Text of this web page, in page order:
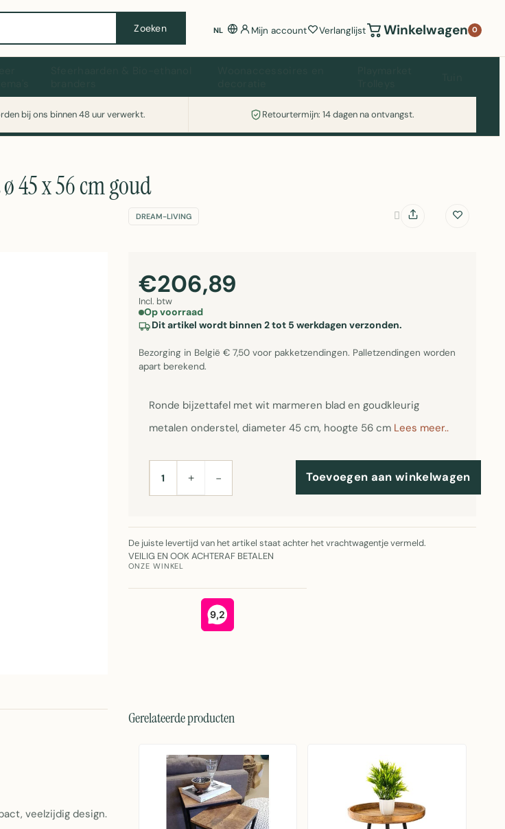
Zoeken NL Mijn account Verlanglijst Winkelwagen 0
bij ons binnen 48 uur verwerkt. Retourtermijn: 14 dagen na ontvangst.
Vergelijk alle prijzen op Witgoedaanbod.nl
45 x 56 cm goud
DREAM-LIVING
€206,89
Incl. btw
Op voorraad
Dit artikel wordt binnen 2 tot 5 werkdagen verzonden.
Bezorging in België € 7,50 voor pakketzendingen. Palletzendingen worden
apart berekend.
Ronde bijzettafel met wit marmeren blad en goudkleurig
metalen onderstel, diameter 45 cm, hoogte 56 cm Lees meer..
AANTAL+ − Toevoegen aan winkelwagen
De juiste levertijd van het artikel staat achter het vrachtwagentje vermeld.
VEILIG EN OOK ACHTERAF BETALEN
ONZE WINKEL
veelzijdig design.
Gerelateerde producten